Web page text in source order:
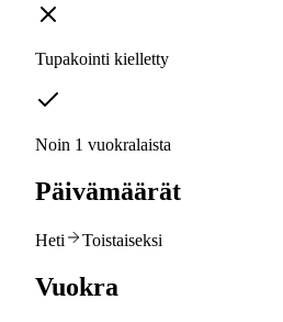
Tupakointi kielletty
Noin 1 vuokralaista
Päivämäärät
Heti Toistaiseksi
Vuokra